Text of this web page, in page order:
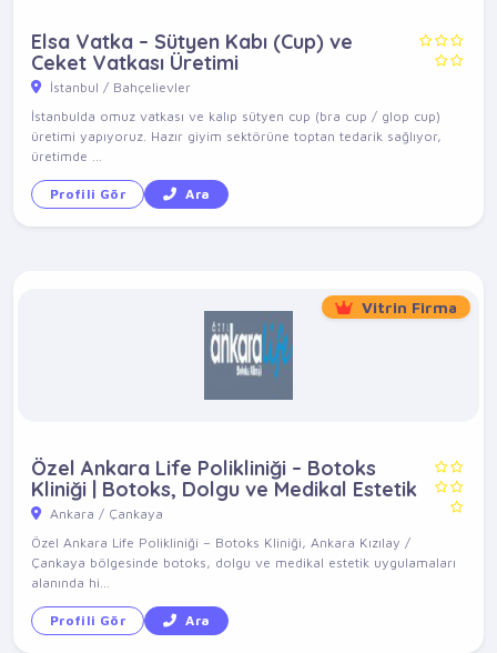
Elsa Vatka – Sütyen Kabı (Cup) ve
Ceket Vatkası Üretimi
İstanbul / Bahçelievler
İstanbulda omuz vatkası ve kalıp sütyen cup (bra cup / glop cup)
üretimi yapıyoruz. Hazır giyim sektörüne toptan tedarik sağlıyor,
üretimde ...
Profili Gör Ara
Vitrin Firma
Özel Ankara Life Polikliniği – Botoks
Kliniği | Botoks, Dolgu ve Medikal Estetik
Ankara / Çankaya
Özel Ankara Life Polikliniği – Botoks Kliniği, Ankara Kızılay /
Çankaya bölgesinde botoks, dolgu ve medikal estetik uygulamaları
alanında hi...
Profili Gör Ara